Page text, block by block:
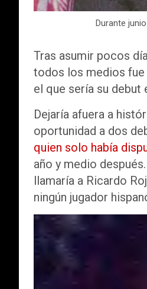
Durante
Tras asumir pocos
todos los medios fue
el que sería su debut
Dejaría afuera a
oportunidad a dos
quien solo había
año y medio
llamaría a Ricardo
ningún jugador